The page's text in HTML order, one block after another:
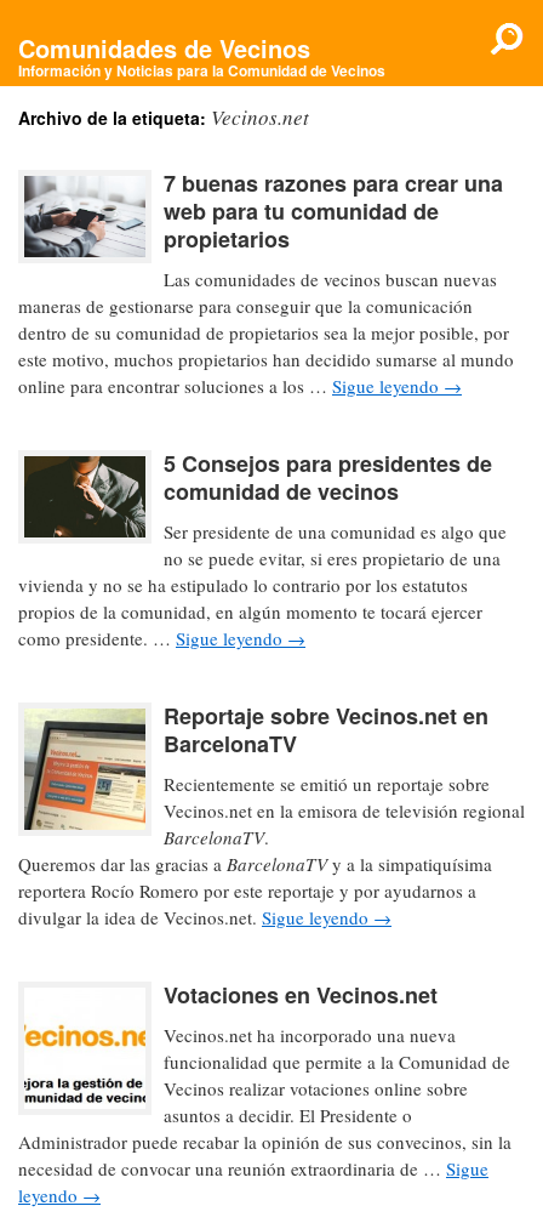
Comunidades de Vecinos
Información y Noticias para la Comunidad de Vecinos
Archivo de la etiqueta: Vecinos.net
7 buenas razones para crear una
web para tu comunidad de
propietarios
Las comunidades de vecinos buscan nuevas
maneras de gestionarse para conseguir que la comunicación
dentro de su comunidad de propietarios sea la mejor posible, por
este motivo, muchos propietarios han decidido sumarse al mundo
online para encontrar soluciones a los … Sigue leyendo →
5 Consejos para presidentes de
comunidad de vecinos
Ser presidente de una comunidad es algo que
no se puede evitar, si eres propietario de una
vivienda y no se ha estipulado lo contrario por los estatutos
propios de la comunidad, en algún momento te tocará ejercer
como presidente. … Sigue leyendo →
Reportaje sobre Vecinos.net en
BarcelonaTV
Recientemente se emitió un reportaje sobre
Vecinos.net en la emisora de televisión regional
BarcelonaTV.
Queremos dar las gracias a BarcelonaTVy a la simpatiquísima
reportera Rocío Romero por este reportaje y por ayudarnos a
divulgar la idea de Vecinos.net. Sigue leyendo →
Votaciones en Vecinos.net
Vecinos.net ha incorporado una nueva
funcionalidad que permite a la Comunidad de
Vecinos realizar votaciones online sobre
asuntos a decidir. El Presidente o
Administrador puede recabar la opinión de sus convecinos, sin la
necesidad de convocar una reunión extraordinaria de … Sigue
leyendo →